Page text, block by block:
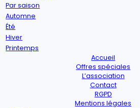
Par saison
Automne
Été
Hiver
Printemps
Accueil
Offres spéciales
L’association
Contact
RGPD
Mentions légales